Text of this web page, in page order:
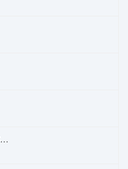
Mindenki Táncol – Majka Curtis, Péter Majoros